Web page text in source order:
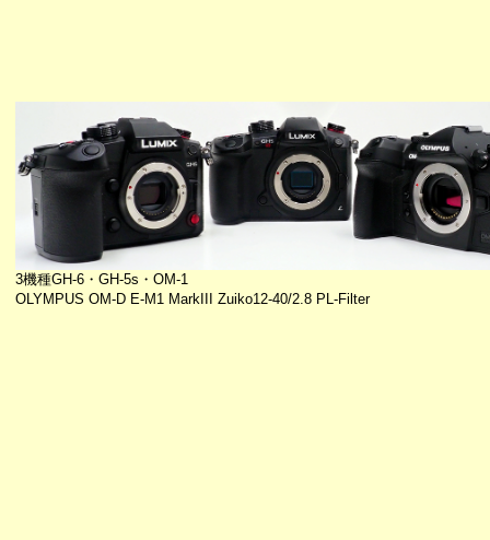
3機種GH-6・GH-5s・OM-1
OLYMPUS OM-D E-M1 MarkIII Zuiko12-40/2.8 PL-Filter